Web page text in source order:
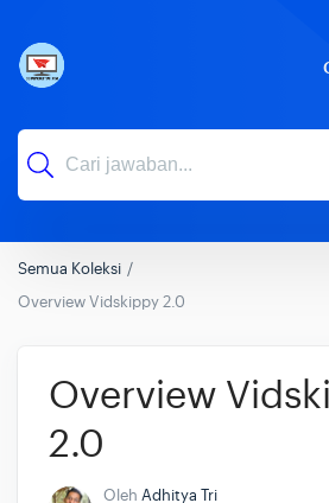
Semua Koleksi
Overview Vidskippy 2.0
Overview
2.0
Oleh Adhitya Tri